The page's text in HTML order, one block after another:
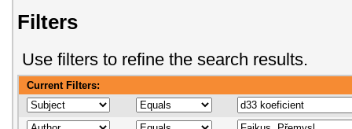
Filters
Use filters to refine the search results.
Current Filters: